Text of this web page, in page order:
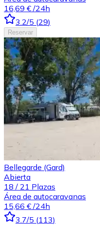
16,69 € /24h
3.2/5 (29)
Reservar
Bellegarde (Gard)
Abierta
18 / 21 Plazas
Área de autocaravanas
15,66 € /24h
3.7/5 (113)